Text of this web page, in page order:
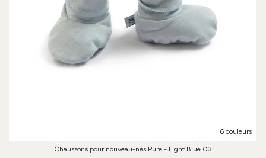
6 couleurs
Chaussons pour nouveau-nés Pure - Light Blue 03